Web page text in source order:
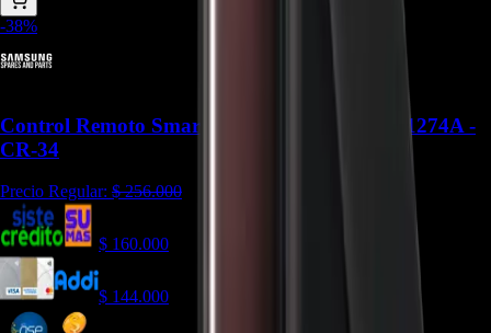
-38%
Control Remoto Smart TV Samsung BN59-01274A -
CR-34
Precio Regular: $256.000
$ 160.000
$ 144.000